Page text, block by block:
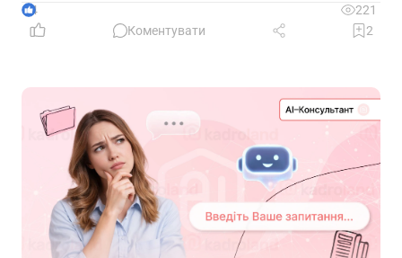
4
221
Коментувати
2